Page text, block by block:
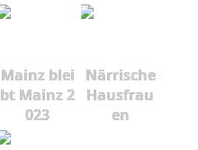
Mainz blei
bt Mainz 2
023
Närrische
Hausfrau
en